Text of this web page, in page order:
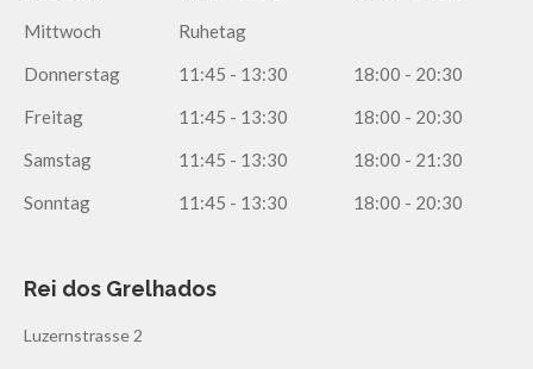
Mittwoch
Ruhetag
Donnerstag
11:45 - 13:30
18:00 - 20:30
Freitag
11:45 - 13:30
18:00 - 20:30
Samstag
11:45 - 13:30
18:00 - 21:30
Sonntag
11:45 - 13:30 18:00 - 20:30
Rei dos Grelhados
Luzernstrasse 2